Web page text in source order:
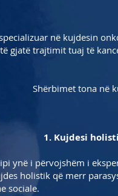
në kujdesin
gjatë trajtimit tuaj të
Shërbimet tona në
1. Kujdesi
ynë i përvojshëm i
holistik që merr
sociale.